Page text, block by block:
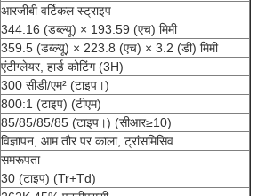
आरजीबी वर्टिकल स्ट्राइप
344.16 (डब्ल्यू) × 193.59 (एच) मिमी
359.5 (डब्ल्यू) × 223.8 (एच) × 3.2 (डी) मिमी
एंटीग्लेयर, हार्ड कोटिंग (3H)
300 सीडी/एम² (टाइप।)
800:1 (टाइप) (टीएम)
85/85/85/85 (टाइप।) (सीआर≥10)
विज्ञापन, आम तौर पर काला, ट्रांसमिसिव
समरूपता
30 (टाइप) (Tr+Td)